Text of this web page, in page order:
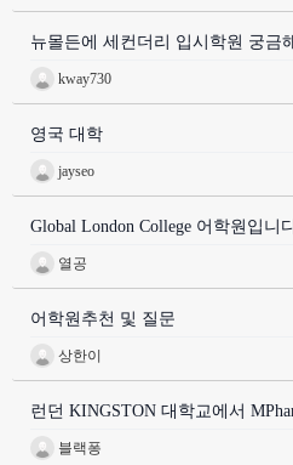
뉴몰든에 세컨더리 입시학원 궁금
kway730
영국 대학
jayseo
Global London College 어학원입니
열공
어학원추천 및 질문
상한이
런던 KINGSTON 대학교에서
블랙퐁